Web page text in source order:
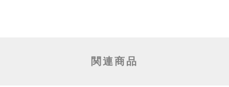
関連商品